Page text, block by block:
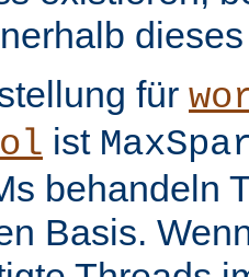
für
ist
behandeln
Basis.